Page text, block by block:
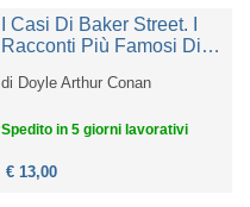
I Casi Di Baker Street. I
Racconti Più Famosi Di
di Doyle Arthur Conan
Spedito in 5 giorni lavorativi
€ 13,00